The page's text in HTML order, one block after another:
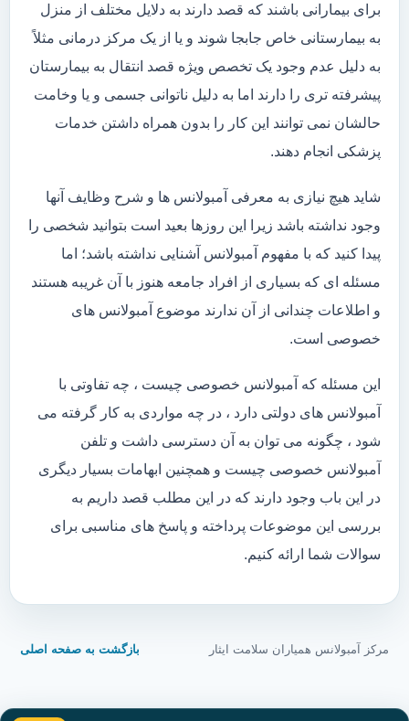
برای بیمارانی باشند که قصد دارند به دلایل مختلف از منزل
به بیمارستانی خاص جابجا شوند و یا از یک مرکز درمانی مثلاً
به دلیل عدم وجود یک تخصص ویژه قصد انتقال به بیمارستان
پیشرفته تری را دارند اما به دلیل ناتوانی جسمی و یا وخامت
حالشان نمی توانند این کار را بدون همراه داشتن خدمات
پزشکی انجام دهند.
شاید هیچ نیازی به معرفی آمبولانس ها و شرح وظایف آنها
وجود نداشته باشد زیرا این روزها بعید است بتوانید شخصی را
پیدا کنید که با مفهوم آمبولانس آشنایی نداشته باشد؛ اما
مسئله ای که بسیاری از افراد جامعه هنوز با آن غریبه هستند
و اطلاعات چندانی از آن ندارند موضوع آمبولانس های
خصوصی است.
این مسئله که آمبولانس خصوصی چیست ، چه تفاوتی با
آمبولانس های دولتی دارد ، در چه مواردی به کار گرفته می
شود ، چگونه می توان به آن دسترسی داشت و تلفن
آمبولانس خصوصی چیست و همچنین ابهامات بسیار دیگری
در این باب وجود دارند که در این مطلب قصد داریم به
بررسی این موضوعات پرداخته و پاسخ های مناسبی برای
سوالات شما ارائه کنیم.
مرکز آمبولانس همیاران سلامت ایثار بازگشت به صفحه اصلی